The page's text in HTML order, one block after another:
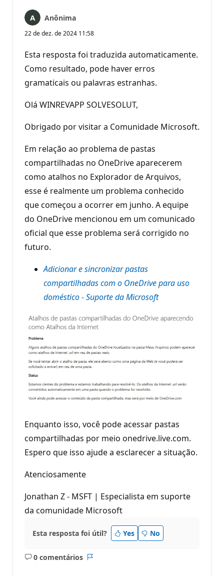
Anônima
22 de dez. de 2024 11:58
Esta resposta foi traduzida automaticamente.
Como resultado, pode haver erros
gramaticais ou palavras estranhas.
Olá WINREVAPP SOLVESOLUT,
Obrigado por visitar a Comunidade Microsoft.
Em relação ao problema de pastas
compartilhadas no OneDrive aparecerem
como atalhos no Explorador de Arquivos,
esse é realmente um problema conhecido
que começou a ocorrer em junho. A equipe
do OneDrive mencionou em um comunicado
oficial que esse problema será corrigido no
futuro.
Adicionar e sincronizar pastas
compartilhadas com o OneDrive para uso
doméstico - Suporte da Microsoft
Enquanto isso, você pode acessar pastas
compartilhadas por meio onedrive.live.com.
Espero que isso ajude a esclarecer a situação.
Atenciosamente
Jonathan Z - MSFT | Especialista em suporte
da comunidade Microsoft
Esta resposta foi útil? Yes No
0 comentários
Sem